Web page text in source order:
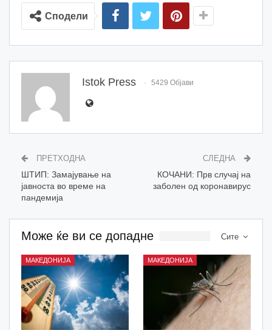
Сподели
Istok Press 5429 Објави
ПРЕТХОДНА
ШТИП: Замајување на
јавноста во време на
пандемија
СЛЕДНА
КОЧАНИ: Прв случај на
заболен од коронавирус
Сите
Може ќе ви се допадне
МАКЕДОНИЈА МАКЕДОНИЈА